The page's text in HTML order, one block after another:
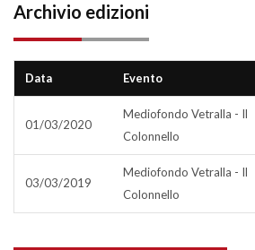
Archivio edizioni
Data Evento
01/03/2020
Mediofondo Vetralla - Il
Colonnello
03/03/2019
Mediofondo Vetralla - Il
Colonnello